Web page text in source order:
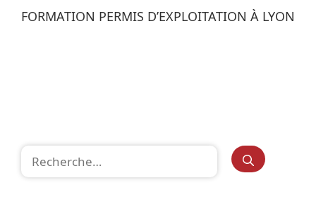
FORMATION PERMIS D’EXPLOITATION À LYON